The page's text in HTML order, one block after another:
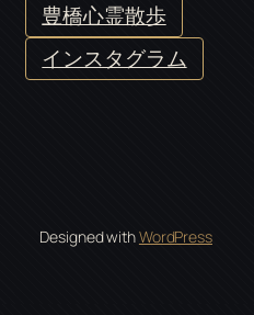
豊橋心霊散歩
インスタグラム
Designed withWordPress